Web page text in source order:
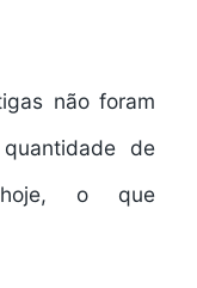
não foram
de
hoje, o que